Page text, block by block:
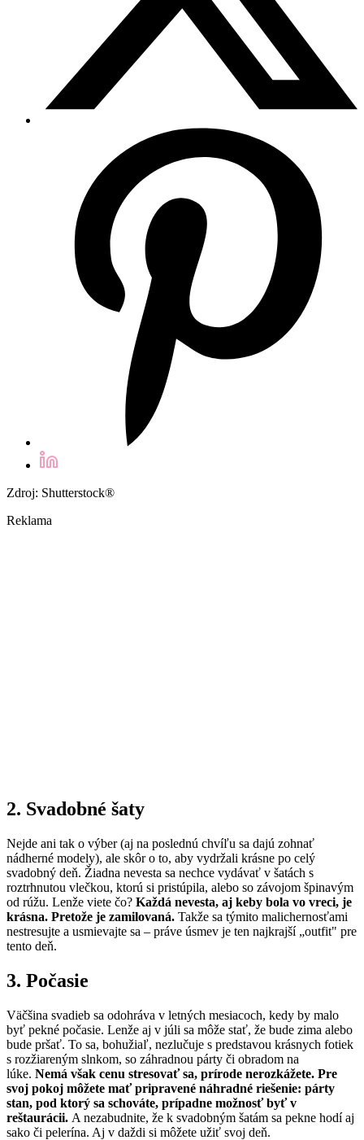
Zdroj: Shutterstock®
Reklama
2. Svadobné šaty
Nejde ani tak o výber (aj na poslednú chvíľu sa dajú zohnať
nádherné modely), ale skôr o to, aby vydržali krásne po celý
svadobný deň. Žiadna nevesta sa nechce vydávať v šatách s
roztrhnutou vlečkou, ktorú si pristúpila, alebo so závojom špinavým
od rúžu. Lenže viete čo? Každá nevesta, aj keby bola vo vreci, je
krásna. Pretože je zamilovaná. Takže sa týmito malichernosťami
nestresujte a usmievajte sa – práve úsmev je ten najkrajší „outfit" pre
tento deň.
3. Počasie
Väčšina svadieb sa odohráva v letných mesiacoch, kedy by malo
byť pekné počasie. Lenže aj v júli sa môže stať, že bude zima alebo
bude pršať. To sa, bohužiaľ, nezlučuje s predstavou krásnych fotiek
s rozžiareným slnkom, so záhradnou párty či obradom na
lúke. Nemá však cenu stresovať sa, ​​prírode nerozkážete. Pre
svoj pokoj môžete mať pripravené náhradné riešenie: párty
stan, pod ktorý sa schováte, prípadne možnosť byť v
reštaurácii. A nezabudnite, že k svadobným šatám sa pekne hodí aj
sako či pelerína. Aj v daždi si môžete užiť svoj deň.